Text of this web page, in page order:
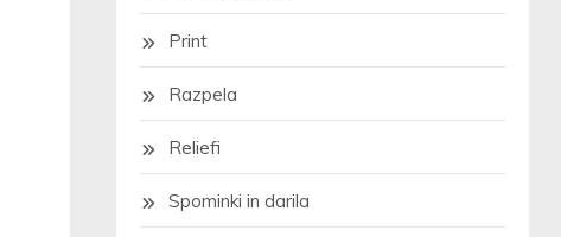
Print
Razpela
Reliefi
Spominki in darila